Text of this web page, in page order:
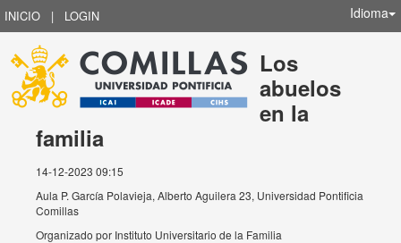
INICIO | LOGIN Idioma
Los
abuelos
en la
familia
14-12-2023 09:15
Aula P. García Polavieja, Alberto Aguilera 23, Universidad Pontificia
Comillas
Organizado por Instituto Universitario de la Familia